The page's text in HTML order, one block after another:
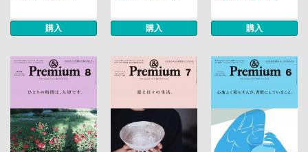
購入 購入 購入